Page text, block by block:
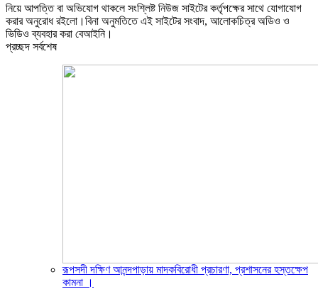
নিয়ে আপত্তি বা অভিযোগ থাকলে সংশ্লিষ্ট নিউজ সাইটের কর্তৃপক্ষের সাথে যোগাযোগ
করার অনুরোধ রইলো।বিনা অনুমতিতে এই সাইটের সংবাদ, আলোকচিত্র অডিও ও
ভিডিও ব্যবহার করা বেআইনি।
প্রচ্ছদ সর্বশেষ
রূপসদী দক্ষিণ আনন্দপাড়ায় মাদকবিরোধী প্রচারণা, প্রশাসনের হস্তক্ষেপ
কামনা ‎।